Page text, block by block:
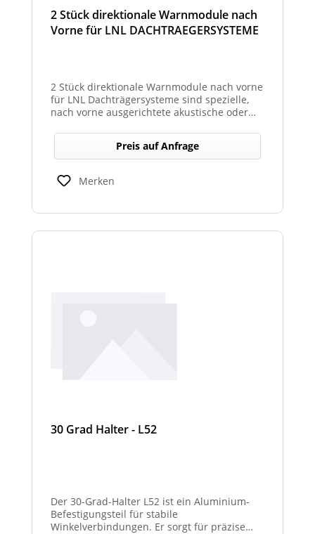
2 Stück direktionale Warnmodule nach
Vorne für LNL DACHTRAEGERSYSTEME
2 Stück direktionale Warnmodule nach vorne
für LNL Dachträgersysteme sind spezielle,
nach vorne ausgerichtete akustische oder
montiert werden, um in Fahrtrichtung
gezielte Warnsignale auszugeben. Sie
erhöhen die Sicht- und Hörbarkeit kritischer
Hinweise für Fahrer und Umfeld und sind
kompatibel mit den LNL-Trägersystemen zur
Einsatzfahrten.
Preis auf Anfrage
Merken
30 Grad Halter - L52
Der 30-Grad-Halter L52 ist ein Aluminium-
Befestigungsteil für stabile
Winkelverbindungen. Er sorgt für präzise